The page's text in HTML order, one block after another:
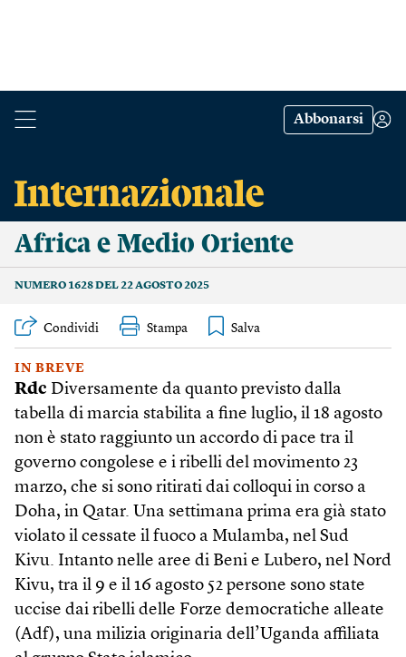
Abbonarsi
Africa e Medio Oriente
NUMERO 1628 DEL 22 AGOSTO 2025
Condividi Stampa
IN BREVE
Rdc Diversamente da quanto previsto dalla
tabella di marcia stabilita a fine luglio, il 18 agosto
non è stato raggiunto un accordo di pace tra il
governo congolese e i ribelli del movimento 23
marzo, che si sono ritirati dai colloqui in corso a
Doha, in Qatar. Una settimana prima era già stato
violato il cessate il fuoco a Mulamba, nel Sud
Kivu. Intanto nelle aree di Beni e Lubero, nel Nord
Kivu, tra il 9 e il 16 agosto 52 persone sono state
uccise dai ribelli delle Forze democratiche alleate
(Adf), una milizia originaria dell’Uganda affiliata